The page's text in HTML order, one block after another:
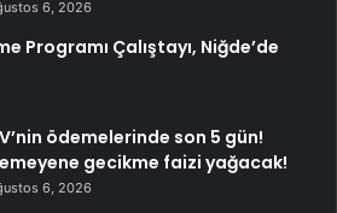
6, 2026
Programı Çalıştayı, Niğde’de
ödemelerinde son 5 gün!
gecikme faizi yağacak!
6, 2026